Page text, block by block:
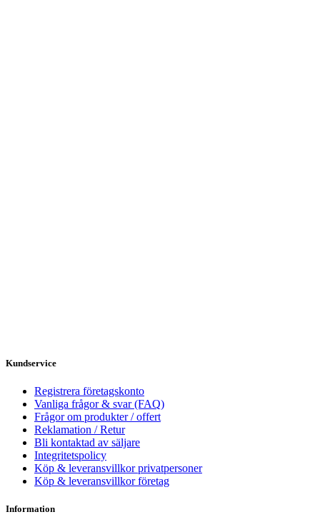
Kundservice
Registrera företagskonto
Vanliga frågor & svar (FAQ)
Frågor om produkter / offert
Reklamation / Retur
Bli kontaktad av säljare
Integritetspolicy
Köp & leveransvillkor privatpersoner
Köp & leveransvillkor företag
Information